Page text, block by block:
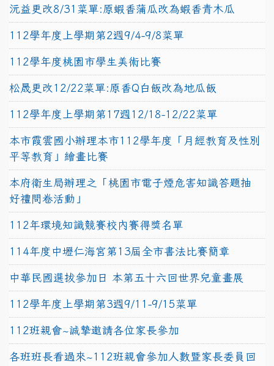
沅益更改8/31菜單:原蝦香蒲瓜改為蝦香青木瓜
112學年度上學期第2週9/4-9/8菜單
112學年度桃園市學生美術比賽
松晟更改12/22菜單:原香Q白飯改為地瓜飯
112學年度上學期第17週12/18-12/22菜單
本市霞雲國小辦理本市112學年度「月經教育及性別
平等教育」繪畫比賽
本府衛生局辦理之「桃園市電子煙危害知識答題抽
好禮問卷活動」
112年環境知識競賽校內賽得獎名單
114年度中壢仁海宮第13屆全市書法比賽簡章
中華民國選拔參加日 本第五十六回世界兒童畫展
112學年度上學期第3週9/11-9/15菜單
112班親會~誠摯邀請各位家長參加
各班班長看過來~112班親會參加人數暨家長委員回